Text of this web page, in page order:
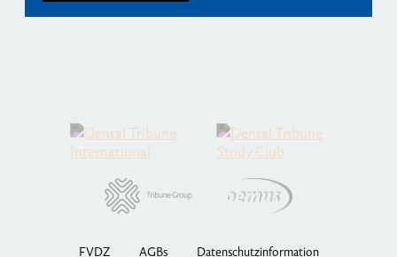
FVDZ AGBs
Datenschutzinformation